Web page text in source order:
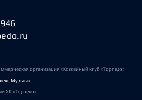
организация «Хоккейный клуб «Торпедо»
Музыка»
ХК «Торпедо»